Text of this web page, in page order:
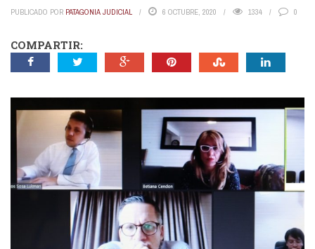
PUBLICADO POR PATAGONIA JUDICIAL 6 OCTUBRE, 2020 1334 0
COMPARTIR: